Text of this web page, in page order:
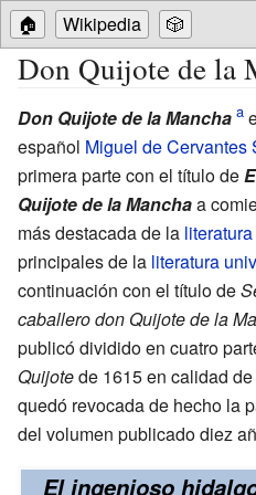
🏠 Wikipedia 🎲
Don Quijote de la
Don Quijote de la Mancha
español Miguel de Cervantes
primera parte con el título de
Quijote de la Manchaa
más destacada de la
principales de la literatura
continuación con el título de
caballero don Quijote de la
publicó dividido en cuatro
Quijotede 1615 en calidad de
quedó revocada de hecho la
del volumen publicado diez
El ingenioso